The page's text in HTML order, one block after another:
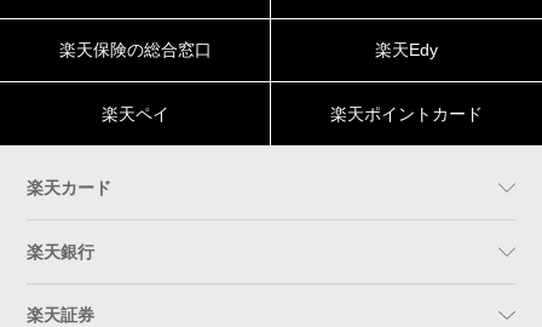
楽天保険の総合窓口 楽天Edy
楽天ペイ 楽天ポイントカード
楽天カード
楽天銀行
楽天証券